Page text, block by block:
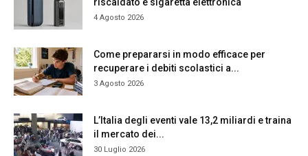
4 Agosto 2026
Come prepararsi in modo efficace per
recuperare i debiti scolastici a...
3 Agosto 2026
L’Italia degli eventi vale 13,2 miliardi e traina
il mercato dei...
30 Luglio 2026